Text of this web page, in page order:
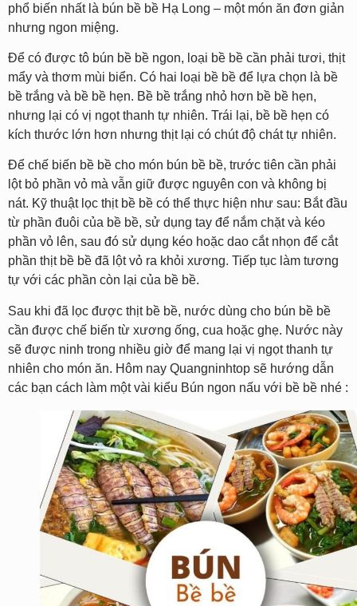
phổ biến nhất là bún bề bề Hạ Long – một món ăn đơn giản
nhưng ngon miệng.
Để có được tô bún bề bề ngon, loại bề bề cần phải tươi, thịt
mẩy và thơm mùi biển. Có hai loại bề bề để lựa chọn là bề
bề trắng và bề bề hẹn. Bề bề trắng nhỏ hơn bề bề hẹn,
nhưng lại có vị ngọt thanh tự nhiên. Trái lại, bề bề hẹn có
kích thước lớn hơn nhưng thịt lại có chút độ chát tự nhiên.
Để chế biến bề bề cho món bún bề bề, trước tiên cần phải
lột bỏ phần vỏ mà vẫn giữ được nguyên con và không bị
nát. Kỹ thuật lọc thịt bề bề có thể thực hiện như sau: Bắt đầu
từ phần đuôi của bề bề, sử dụng tay để nắm chặt và kéo
phần vỏ lên, sau đó sử dụng kéo hoặc dao cắt nhọn để cắt
phần thịt bề bề đã lột vỏ ra khỏi xương. Tiếp tục làm tương
tự với các phần còn lại của bề bề.
Sau khi đã lọc được thịt bề bề, nước dùng cho bún bề bề
cần được chế biến từ xương ống, cua hoặc ghẹ. Nước này
sẽ được ninh trong nhiều giờ để mang lại vị ngọt thanh tự
nhiên cho món ăn. Hôm nay Quangninhtop sẽ hướng dẫn
các bạn cách làm một vài kiểu Bún ngon nấu với bề bề nhé :